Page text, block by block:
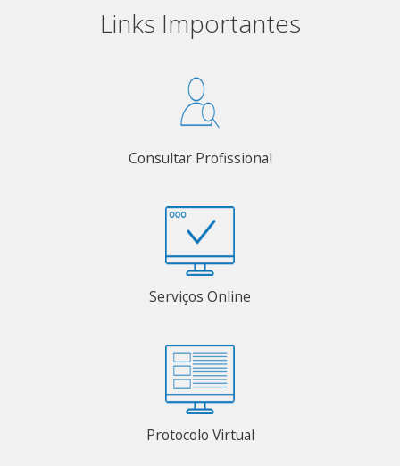
Links Importantes
Consultar Profissional
Serviços Online
Protocolo Virtual